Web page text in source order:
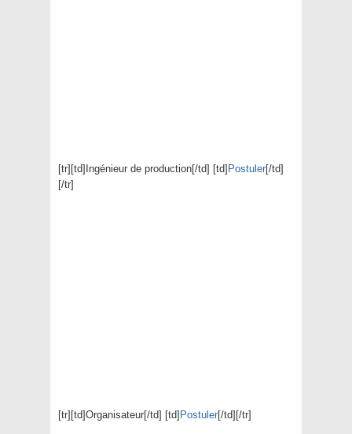
[tr][td]Ingénieur de production[/td] [td] Postuler[/td]
[/tr]
[tr][td]Organisateur[/td] [td] Postuler[/td][/tr]